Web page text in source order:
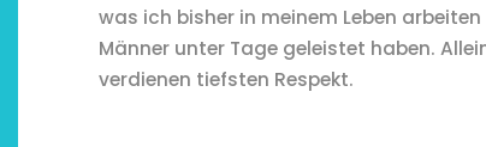
was ich bisher in meinem Leben
Männer unter Tage geleistet haben.
verdienen tiefsten Respekt.